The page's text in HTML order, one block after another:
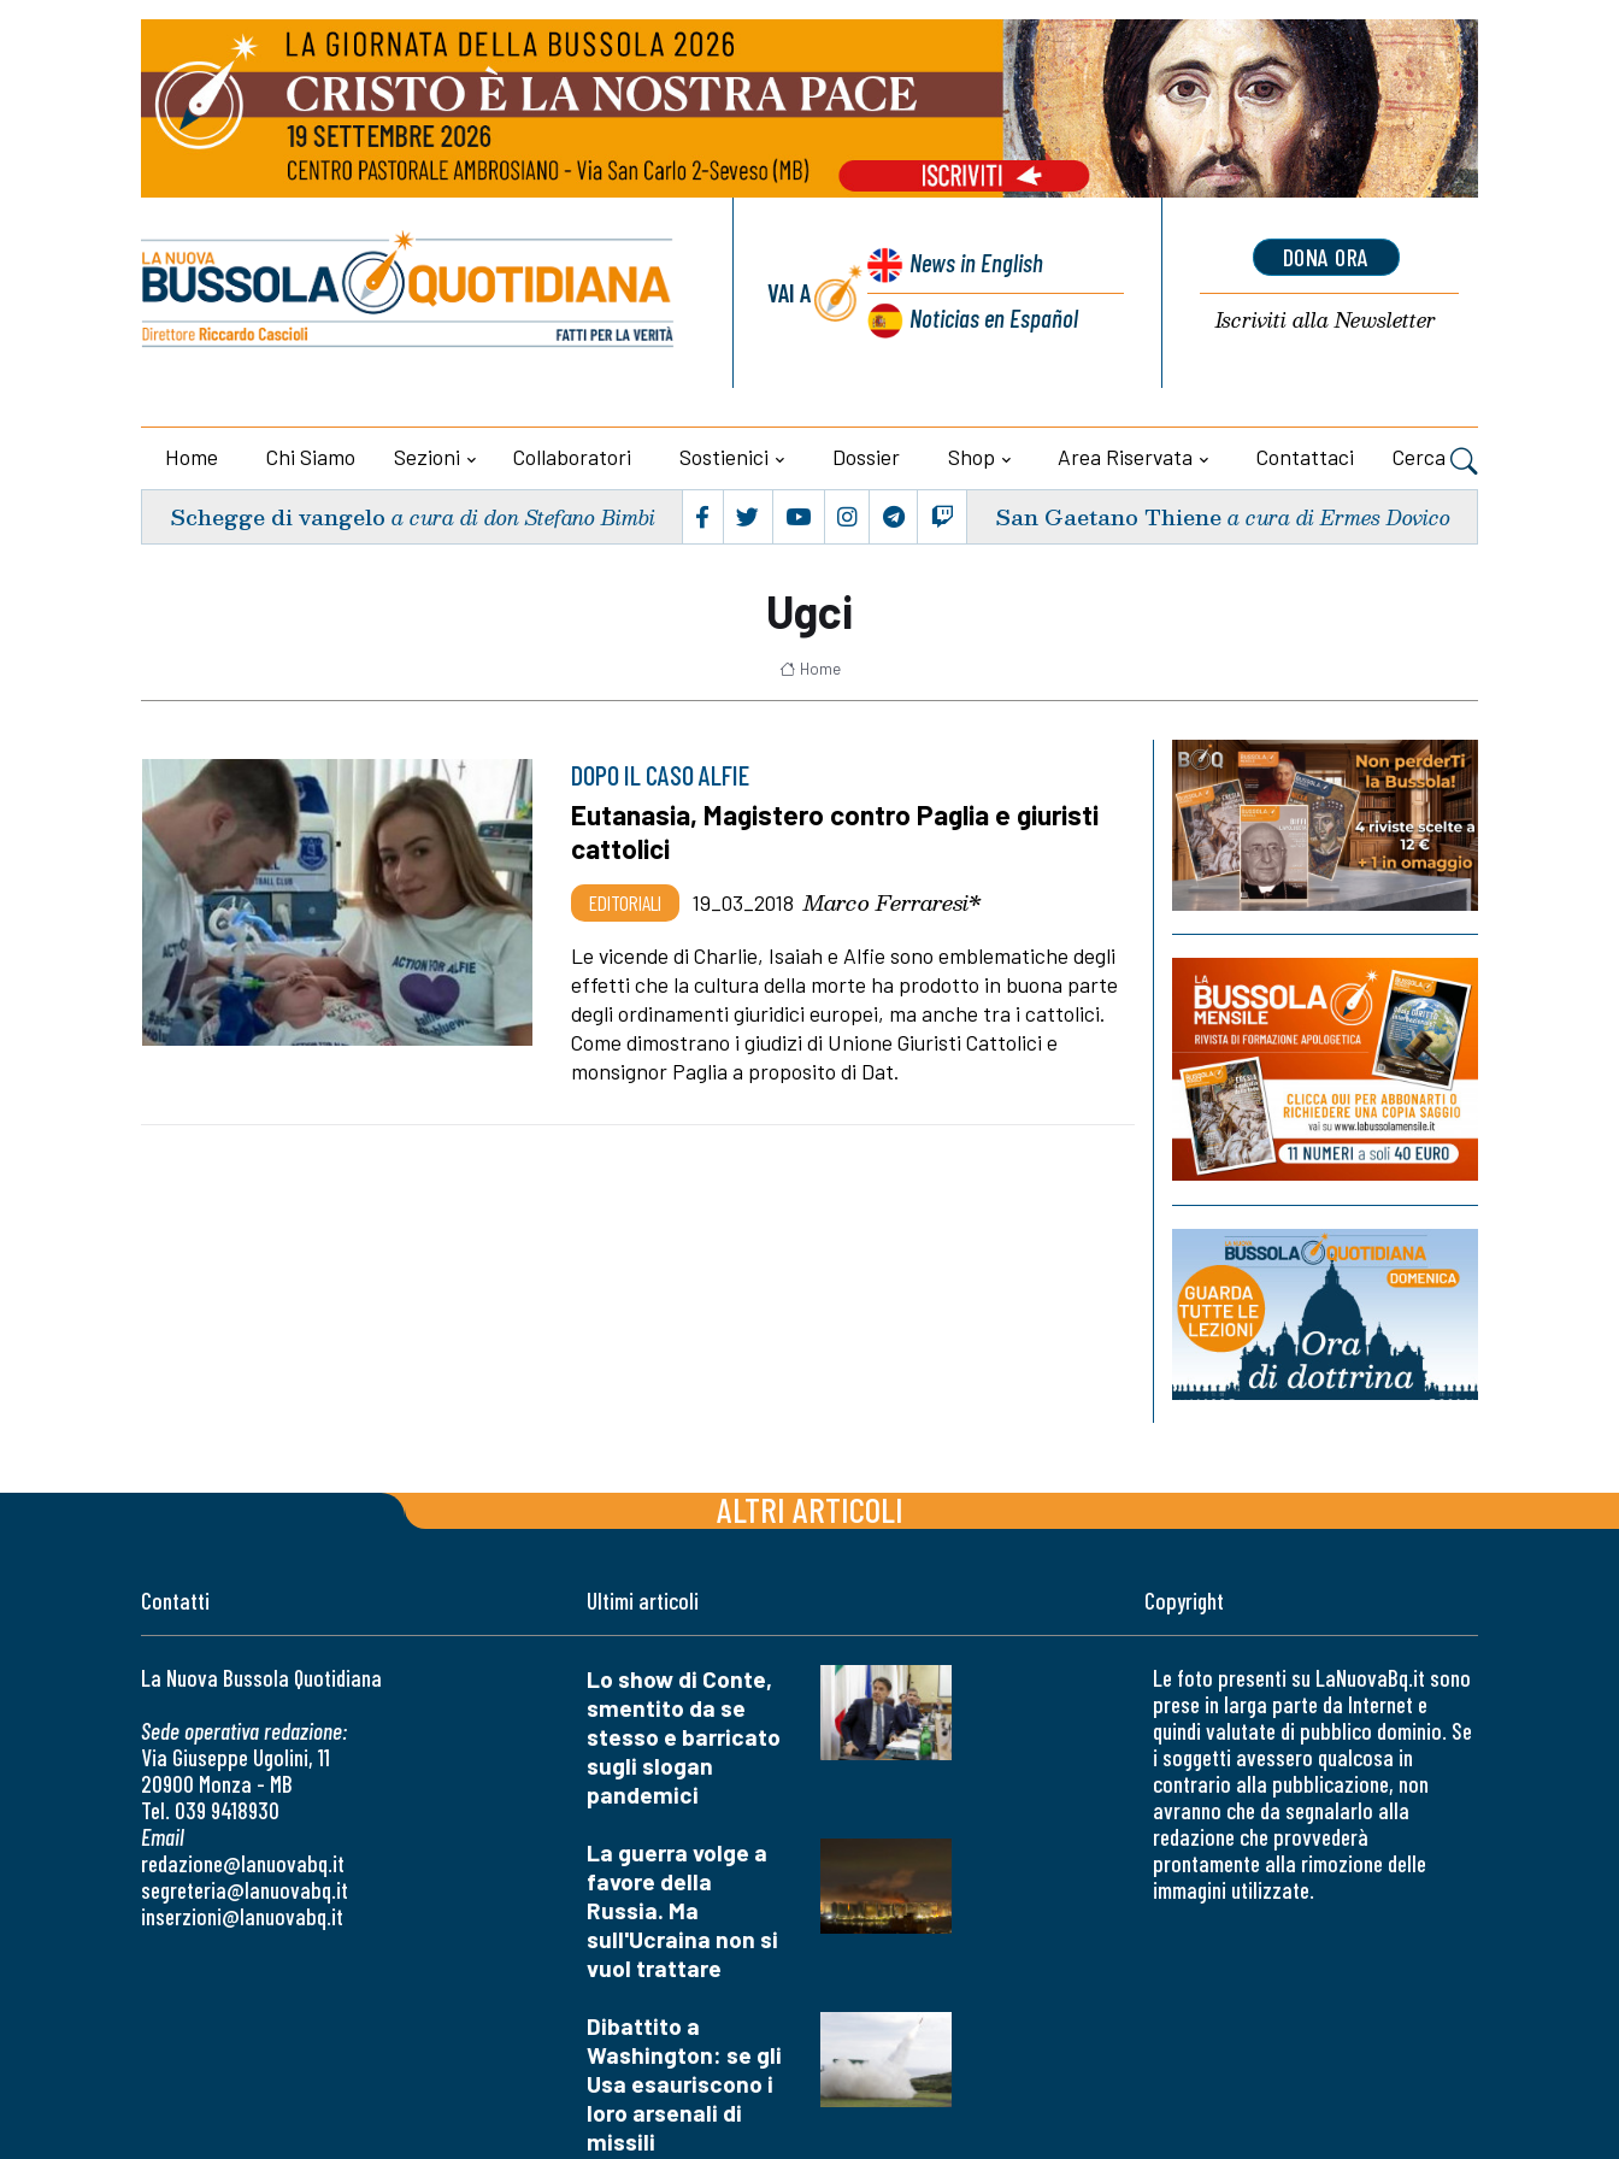
VAI A
Newsin English
Noticiasen Español
DONA ORA
Iscriviti allaNewsletter
Home Chi Siamo Sezioni Collaboratori Sostienici Dossier Shop Area Riservata Contattaci Cerca
Schegge di vangelo a cura di don Stefano Bimbi San Gaetano Thiene a cura di Ermes Dovico
Ugci
Home
DOPO IL CASO ALFIE
Eutanasia, Magistero contro Paglia e giuristi
cattolici
EDITORIALI 19_03_2018 Marco Ferraresi*
Le vicende di Charlie, Isaiah e Alfie sono emblematiche degli
effetti che la cultura della morte ha prodotto in buona parte
degli ordinamenti giuridici europei, ma anche tra i cattolici.
Come dimostrano i giudizi di Unione Giuristi Cattolici e
monsignor Paglia a proposito di Dat.
ALTRI ARTICOLI
Contatti
La Nuova Bussola Quotidiana
Sede operativa redazione:
Via Giuseppe Ugolini, 11
20900 Monza - MB
Tel. 039 9418930
Email
redazione@lanuovabq.it
segreteria@lanuovabq.it
inserzioni@lanuovabq.it
Ultimi articoli
Lo show di Conte,
smentito da se
stesso e barricato
sugli slogan
pandemici
La guerra volge a
favore della
Russia. Ma
sull'Ucraina non si
vuol trattare
Dibattito a
Washington: se gli
Usa esauriscono i
loro arsenali di
missili
Copyright
Le foto presenti su LaNuovaBq.it sono
prese in larga parte da Internet e
quindi valutate di pubblico dominio. Se
i soggetti avessero qualcosa in
contrario alla pubblicazione, non
avranno che da segnalarlo alla
redazione che provvederà
prontamente alla rimozione delle
immagini utilizzate.